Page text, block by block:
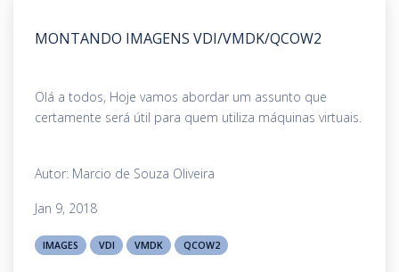
MONTANDO IMAGENS VDI/VMDK/QCOW2
Olá a todos, Hoje vamos abordar um assunto que
certamente será útil para quem utiliza máquinas virtuais.
Autor: Marcio de Souza Oliveira
Jan 9, 2018
IMAGES VDI VMDK QCOW2